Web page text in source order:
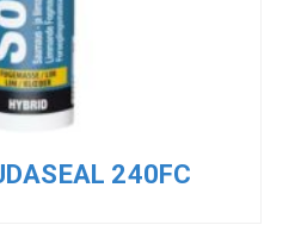
240FC